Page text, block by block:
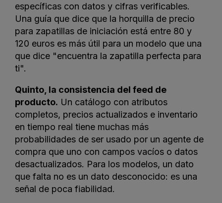
específicas con datos y cifras verificables.
Una guía que dice que la horquilla de precio
para zapatillas de iniciación está entre 80 y
120 euros es más útil para un modelo que una
que dice "encuentra la zapatilla perfecta para
ti".
Quinto, la consistencia del feed de
producto. Un catálogo con atributos
completos, precios actualizados e inventario
en tiempo real tiene muchas más
probabilidades de ser usado por un agente de
compra que uno con campos vacíos o datos
desactualizados. Para los modelos, un dato
que falta no es un dato desconocido: es una
señal de poca fiabilidad.